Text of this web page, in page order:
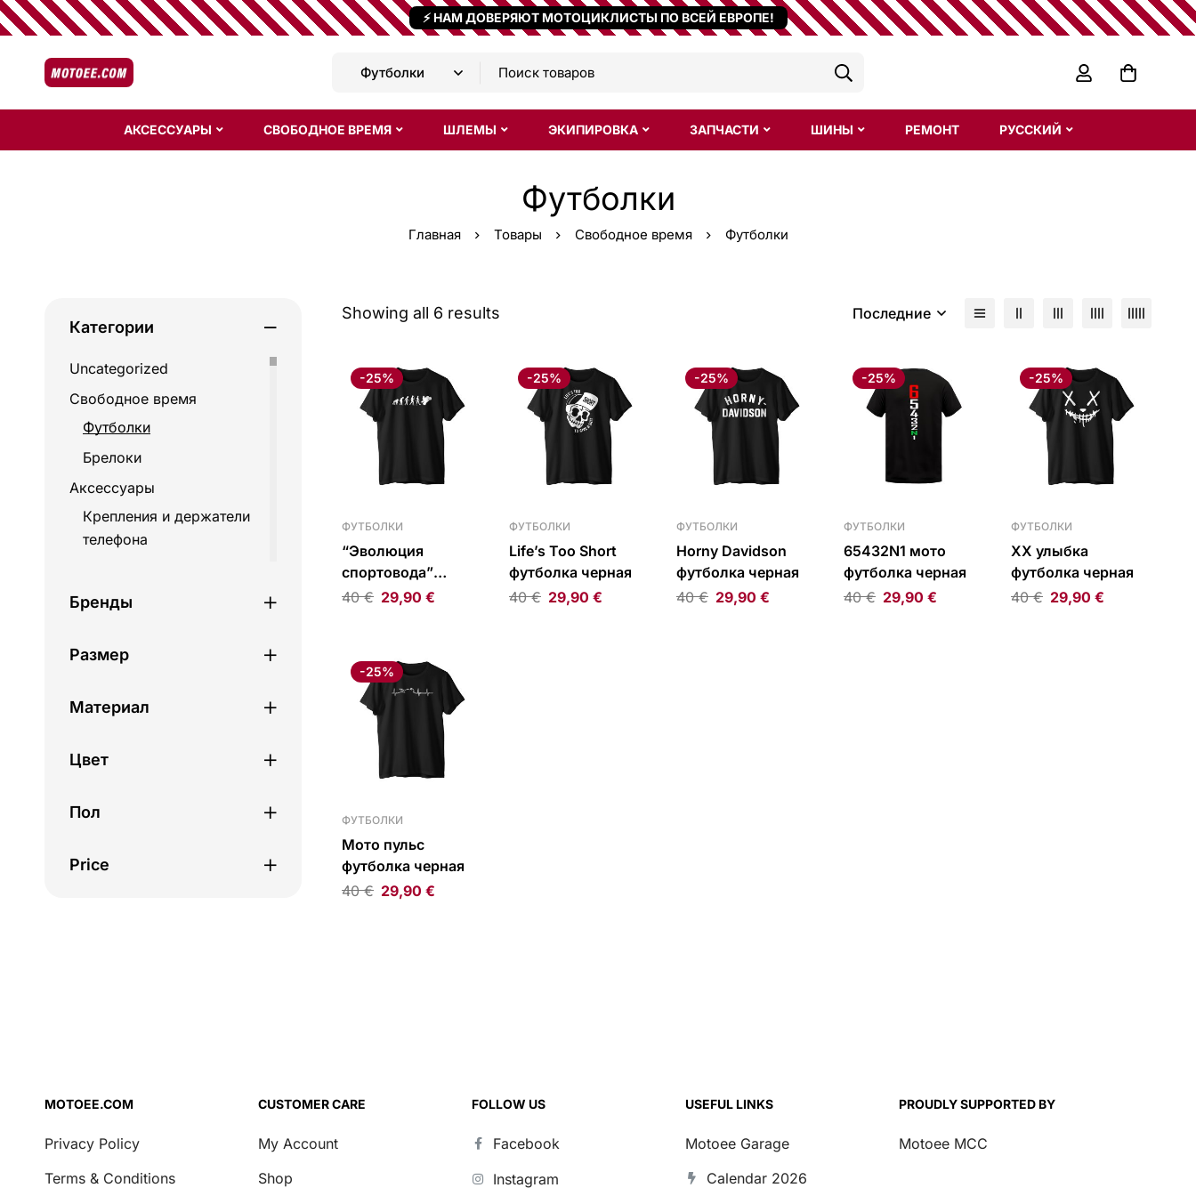
⚡ НАМ ДОВЕРЯЮТ МОТОЦИКЛИСТЫ ПО ВСЕЙ ЕВРОПЕ!
АКСЕССУАРЫ СВОБОДНОЕ ВРЕМЯ ШЛЕМЫ ЭКИПИРОВКА ЗАПЧАСТИ ШИНЫ РЕМОНТ РУССКИЙ
Футболки
Главная Товары Свободное время Футболки
Категории
Uncategorized
Свободное время
Футболки
Брелоки
Аксессуары
Крепления и держатели
телефона
Багажники и крепления
Стропы
инструментов
Агенты по уходу
Уход за цепью
Бренды
Размер
Материал
Цвет
Пол
Price
Showing all 6 results Последние
-25%
ФУТБОЛКИ
“Эволюция
спортовода”
футболка черная
40€ 29,90 €
-25%
ФУТБОЛКИ
Life’s Too Short
футболка черная
40€ 29,90 €
-25%
ФУТБОЛКИ
Horny Davidson
футболка черная
40€ 29,90 €
-25%
ФУТБОЛКИ
65432N1 мото
футболка черная
40€ 29,90 €
-25%
ФУТБОЛКИ
XX улыбка
футболка черная
40€ 29,90 €
-25%
ФУТБОЛКИ
Мото пульс
футболка черная
40€ 29,90 €
MOTOEE.COM
Privacy Policy
Terms & Conditions
CUSTOMER CARE
My Account
Shop
FOLLOW US
Facebook
Instagram
USEFUL LINKS
Motoee Garage
Calendar 2026
PROUDLY SUPPORTED BY
Motoee MCC